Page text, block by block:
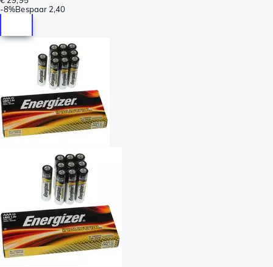
-8%Bespaar 2,40